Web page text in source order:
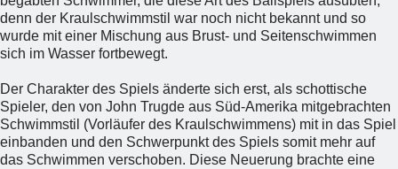
denn der Kraulschwimmstil war noch nicht bekannt und so
wurde mit einer Mischung aus Brust- und Seitenschwimmen
sich im Wasser fortbewegt.
Der Charakter des Spiels änderte sich erst, als schottische
Spieler, den von John Trugde aus Süd-Amerika mitgebrachten
Schwimmstil (Vorläufer des Kraulschwimmens) mit in das Spiel
einbanden und den Schwerpunkt des Spiels somit mehr auf
das Schwimmen verschoben. Diese Neuerung brachte eine